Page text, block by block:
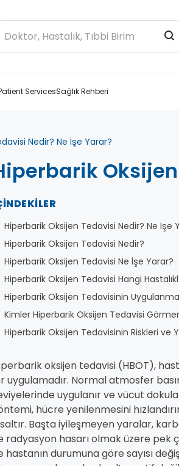
ServicesSağlık Rehberi
Nedir? Ne İşe Yarar?
Hiperbarik Oksijen Tedavisi Nedir? Ne İşe
Hiperbarik Oksijen Tedavisi Nedir?
Hiperbarik Oksijen Tedavisi Ne İşe Yarar?
Hiperbarik Oksijen Tedavisi Hangi
Hiperbarik Oksijen Tedavisinin
Kimler Hiperbarik Oksijen Tedavisi
Hiperbarik Oksijen Tedavisinin Riskleri ve
oksijen tedavisi (HBOT),
uygulamadır. Normal atmosfer
uygulanır ve vücut
hücre yenilenmesini
Başta iyileşmeyen yaralar,
radyasyon hasarı olmak üzere pek
hastanın durumuna göre sayısı